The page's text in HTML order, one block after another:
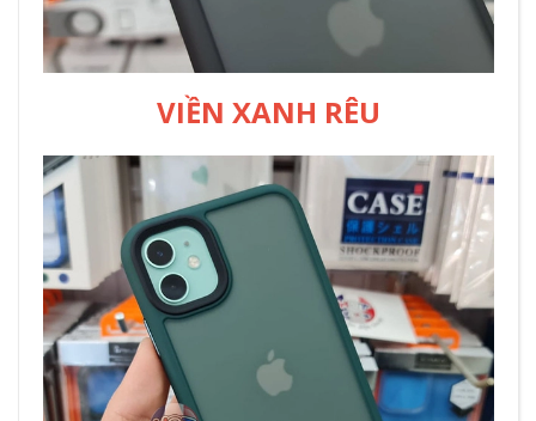
VIỀN XANH RÊU